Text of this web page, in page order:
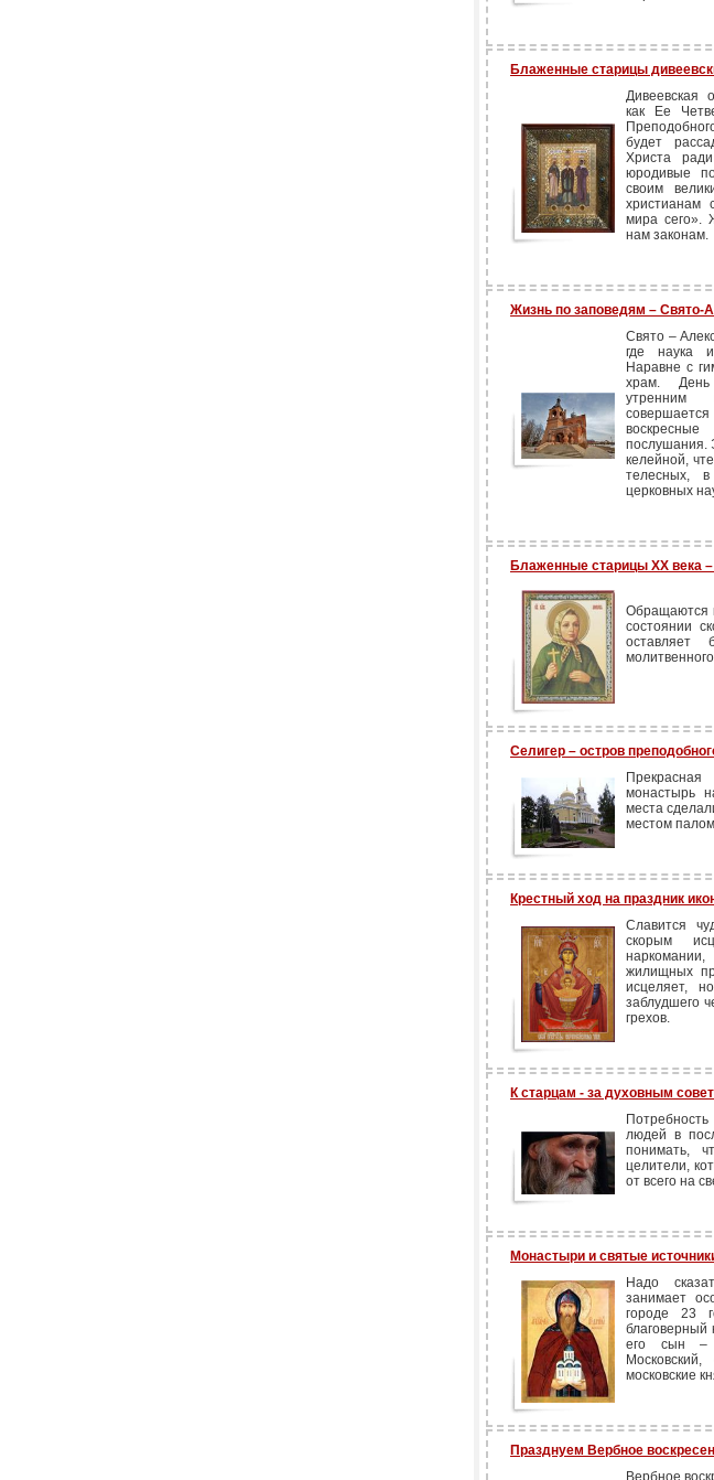
Блаженные старицы
Дивеевская
как Ее
будет
Христа
юродивые
своим
христианам
мира сего».
нам законам.
Жизнь по заповедям – Свято-
Свято –
где наука
Наравне с
храм. День
утренним
послушания.
келейной,
телесных,
церковных
Блаженные старицы ХХ века
Обращаются
состоянии
Селигер – остров
монастырь
места
местом
Крестный ход на праздник
Славится
скорым
жилищных
исцеляет,
заблудшего
грехов.
К старцам - за духовным
людей в
понимать,
целители,
от всего на
Монастыри и святые
Надо
занимает
городе 23
благоверный
его сын –
московские
Празднуем Вербное
Вербное